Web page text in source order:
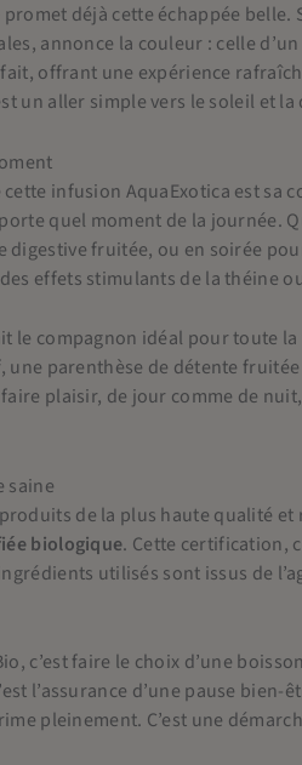
déjà cette échappée
annonce la couleur : celle
offrant une expérience
un aller simple vers le soleil et
cette infusion AquaExotica est sa
quel moment de la
digestive fruitée, ou en soirée
effets stimulants de la théine
le compagnon idéal pour toute
parenthèse de détente
faire plaisir, de jour comme de
saine
de la plus haute qualité
biologique. Cette certification,
utilisés sont issus de
c’est faire le choix d’une
l’assurance d’une pause
pleinement. C’est une